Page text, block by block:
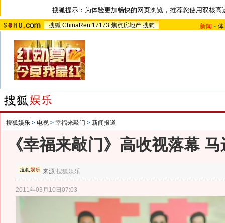
搜狐提示：为体验更加畅快的网页浏览，推荐您使用双核高
搜狐 ChinaRen 17173 焦点房地产 搜狗 新闻 -
搜狐娱乐 > 电视 > 幸福来敲门 > 新闻报道
《幸福来敲门》高收视落幕
来源:搜狐娱乐
2011年03月10日07:03